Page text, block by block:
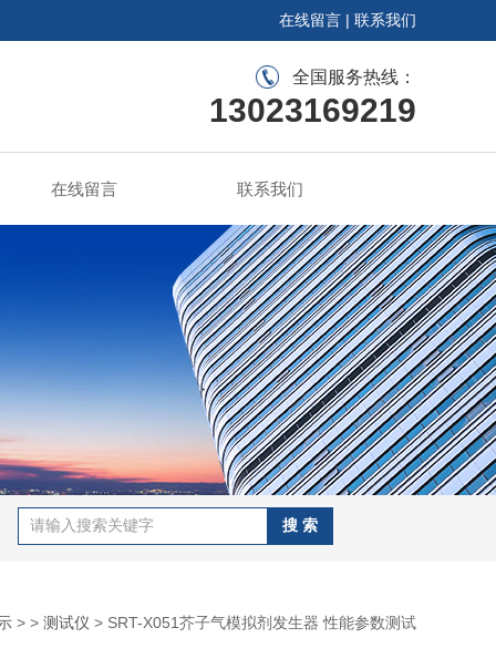
在线留言 | 联系我们
全国服务热线：
13023169219
在线留言 联系我们
> > 测试仪 > SRT-X051芥子气模拟剂发生器 性能参数测试